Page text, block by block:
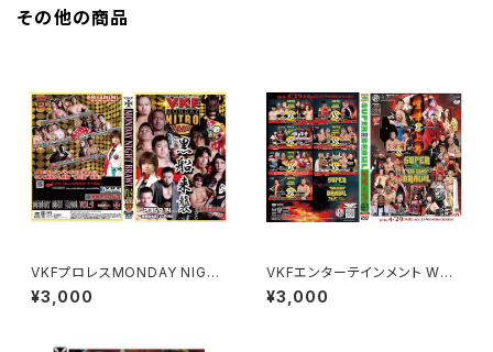
その他の商品
VKFプロレスMONDAY NIGH
T ”Brawl”! VOL9
¥3,000
VKFエンターテインメント WRE
STLE NANIWA 2026
¥3,000